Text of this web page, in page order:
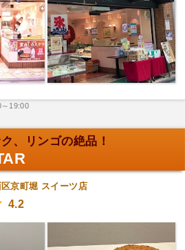
19:00
、リンゴの絶品！
京町堀 スイーツ店
4.2